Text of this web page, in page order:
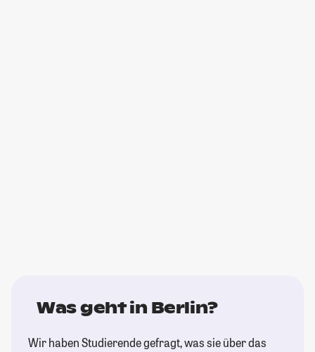
Was geht in Berlin?
Wir haben Studierende gefragt, was sie über das